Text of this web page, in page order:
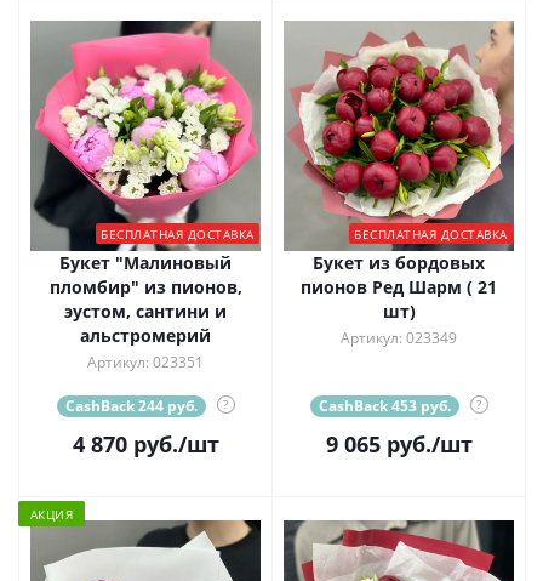
БЕСПЛАТНАЯ ДОСТАВКА
Букет "Малиновый
пломбир" из пионов,
эустом, сантини и
альстромерий
Артикул: 023351
CashBack 244 руб. ?
4 870руб./шт
БЕСПЛАТНАЯ ДОСТАВКА
Букет из бордовых
пионов Ред Шарм ( 21
шт)
Артикул: 023349
CashBack 453 руб. ?
9 065руб./шт
АКЦИЯ